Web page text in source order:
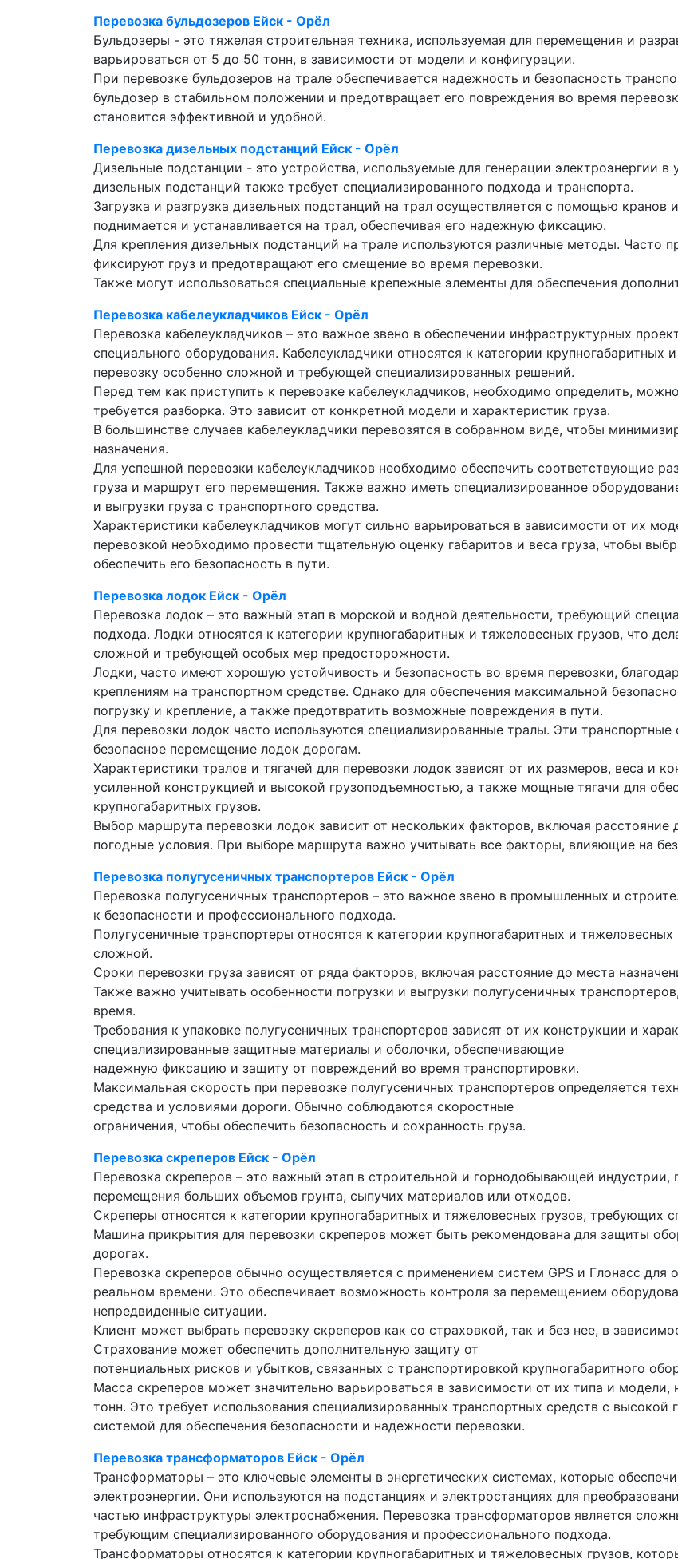
Перевозка бульдозеров Ейск - Орёл
Бульдозеры - это тяжелая строительная техника, используемая для перемещения и
варьироваться от 5 до 50 тонн, в зависимости от модели и конфигурации.
При перевозке бульдозеров на трале обеспечивается надежность и безопасность
бульдозер в стабильном положении и предотвращает его повреждения во время
становится эффективной и удобной.
Перевозка дизельных подстанций Ейск - Орёл
Дизельные подстанции - это устройства, используемые для генерации электроэнергии
дизельных подстанций также требует специализированного подхода и транспорта.
Загрузка и разгрузка дизельных подстанций на трал осуществляется с помощью кранов
поднимается и устанавливается на трал, обеспечивая его надежную фиксацию.
Для крепления дизельных подстанций на трале используются различные методы. Часто
фиксируют груз и предотвращают его смещение во время перевозки.
Также могут использоваться специальные крепежные элементы для обеспечения
Перевозка кабелеукладчиков Ейск - Орёл
Перевозка кабелеукладчиков – это важное звено в обеспечении инфраструктурных
специального оборудования. Кабелеукладчики относятся к категории крупногабаритных
перевозку особенно сложной и требующей специализированных решений.
Перед тем как приступить к перевозке кабелеукладчиков, необходимо определить,
требуется разборка. Это зависит от конкретной модели и характеристик груза.
В большинстве случаев кабелеукладчики перевозятся в собранном виде, чтобы
назначения.
Для успешной перевозки кабелеукладчиков необходимо обеспечить соответствующие
груза и маршрут его перемещения. Также важно иметь специализированное
и выгрузки груза с транспортного средства.
Характеристики кабелеукладчиков могут сильно варьироваться в зависимости от их
перевозкой необходимо провести тщательную оценку габаритов и веса груза, чтобы
обеспечить его безопасность в пути.
Перевозка лодок Ейск - Орёл
Перевозка лодок – это важный этап в морской и водной деятельности, требующий
подхода. Лодки относятся к категории крупногабаритных и тяжеловесных грузов, что
сложной и требующей особых мер предосторожности.
Лодки, часто имеют хорошую устойчивость и безопасность во время перевозки,
креплениям на транспортном средстве. Однако для обеспечения максимальной
погрузку и крепление, а также предотвратить возможные повреждения в пути.
Для перевозки лодок часто используются специализированные тралы. Эти
безопасное перемещение лодок дорогам.
Характеристики тралов и тягачей для перевозки лодок зависят от их размеров, веса и
усиленной конструкцией и высокой грузоподъемностью, а также мощные тягачи для
крупногабаритных грузов.
Выбор маршрута перевозки лодок зависит от нескольких факторов, включая расстояние
погодные условия. При выборе маршрута важно учитывать все факторы, влияющие на
Перевозка полугусеничных транспортеров Ейск - Орёл
Перевозка полугусеничных транспортеров – это важное звено в промышленных и
к безопасности и профессионального подхода.
Полугусеничные транспортеры относятся к категории крупногабаритных и
сложной.
Сроки перевозки груза зависят от ряда факторов, включая расстояние до места
Также важно учитывать особенности погрузки и выгрузки полугусеничных
время.
Требования к упаковке полугусеничных транспортеров зависят от их конструкции и
специализированные защитные материалы и оболочки, обеспечивающие
надежную фиксацию и защиту от повреждений во время транспортировки.
Максимальная скорость при перевозке полугусеничных транспортеров определяется
средства и условиями дороги. Обычно соблюдаются скоростные
ограничения, чтобы обеспечить безопасность и сохранность груза.
Перевозка скреперов Ейск - Орёл
Перевозка скреперов – это важный этап в строительной и горнодобывающей
перемещения больших объемов грунта, сыпучих материалов или отходов.
Скреперы относятся к категории крупногабаритных и тяжеловесных грузов, требующих
Машина прикрытия для перевозки скреперов может быть рекомендована для защиты
дорогах.
Перевозка скреперов обычно осуществляется с применением систем GPS и Глонасс для
реальном времени. Это обеспечивает возможность контроля за перемещением
непредвиденные ситуации.
Клиент может выбрать перевозку скреперов как со страховкой, так и без нее, в
Страхование может обеспечить дополнительную защиту от
потенциальных рисков и убытков, связанных с транспортировкой крупногабаритного
Масса скреперов может значительно варьироваться в зависимости от их типа и модели,
тонн. Это требует использования специализированных транспортных средств с
системой для обеспечения безопасности и надежности перевозки.
Перевозка трансформаторов Ейск - Орёл
Трансформаторы – это ключевые элементы в энергетических системах, которые
электроэнергии. Они используются на подстанциях и электростанциях для
частью инфраструктуры электроснабжения. Перевозка трансформаторов является
требующим специализированного оборудования и профессионального подхода.
Трансформаторы относятся к категории крупногабаритных и тяжеловесных грузов,